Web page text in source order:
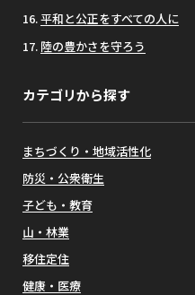
平和と公正をすべての人に
陸の豊かさを守ろう
カテゴリから探す
まちづくり・地域活性化
防災・公衆衛生
子ども・教育
山・林業
移住定住
健康・医療